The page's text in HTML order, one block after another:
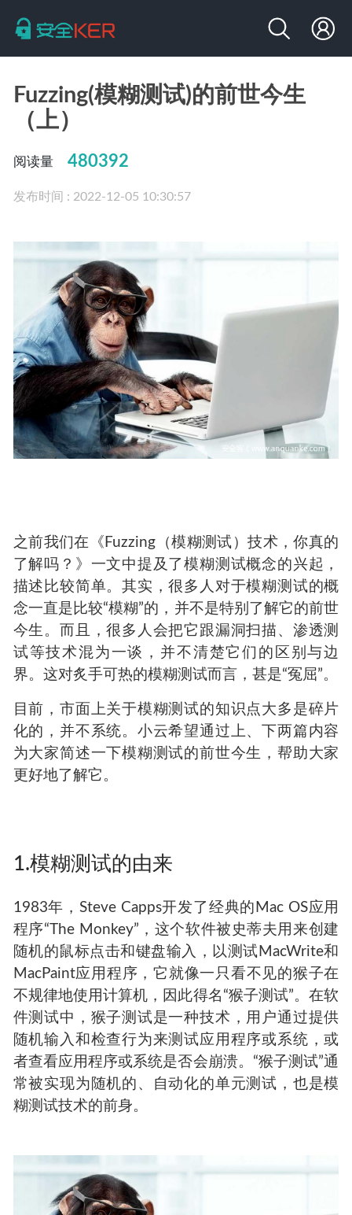
Fuzzing(模糊测试)的前世今生
（上）
阅读量 480392
发布时间 : 2022-12-05 10:30:57
之前我们在《Fuzzing（模糊测试）技术，你真的
了解吗？》一文中提及了模糊测试概念的兴起，
描述比较简单。其实，很多人对于模糊测试的概
念一直是比较“模糊”的，并不是特别了解它的前世
今生。而且，很多人会把它跟漏洞扫描、渗透测
试等技术混为一谈，并不清楚它们的区别与边
界。这对炙手可热的模糊测试而言，甚是“冤屈”。
目前，市面上关于模糊测试的知识点大多是碎片
化的，并不系统。小云希望通过上、下两篇内容
为大家简述一下模糊测试的前世今生，帮助大家
更好地了解它。
1.模糊测试的由来
1983年，Steve Capps开发了经典的Mac OS应用
程序“The Monkey”，这个软件被史蒂夫用来创建
随机的鼠标点击和键盘输入，以测试MacWrite和
MacPaint应用程序，它就像一只看不见的猴子在
不规律地使用计算机，因此得名“猴子测试”。在软
件测试中，猴子测试是一种技术，用户通过提供
随机输入和检查行为来测试应用程序或系统，或
者查看应用程序或系统是否会崩溃。“猴子测试”通
常被实现为随机的、自动化的单元测试，也是模
糊测试技术的前身。